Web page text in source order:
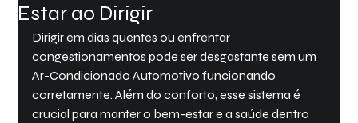
Estar ao Dirigir
Dirigir em dias quentes ou enfrentar
congestionamentos pode ser desgastante sem um
Ar-Condicionado Automotivo funcionando
corretamente. Além do conforto, esse sistema é
crucial para manter o bem-estar e a saúde dentro